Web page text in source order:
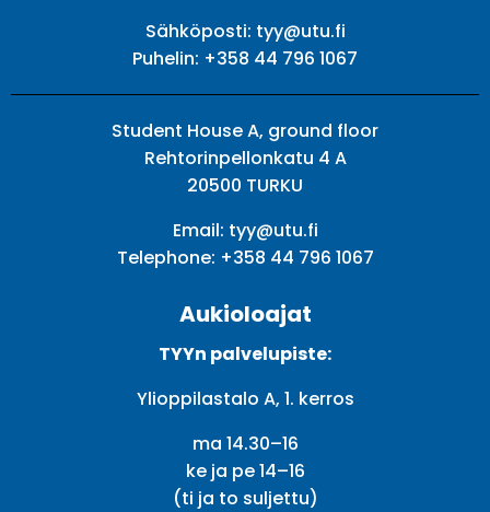
Sähköposti: tyy@utu.fi
Puhelin: +358 44 796 1067
Student House A, ground floor
Rehtorinpellonkatu 4 A
20500 TURKU
Email: tyy@utu.fi
Telephone: +358 44 796 1067
Aukioloajat
TYYn palvelupiste:
Ylioppilastalo A, 1. kerros
ma 14.30–16
ke ja pe 14–16
(ti ja to suljettu)